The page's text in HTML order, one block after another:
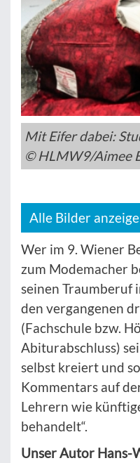
Mit Eifer dabei:
© HLMW9/Aimee
Alle Bilder
Wer im 9. Wiener
zum Modemacher
seinen Traumberuf
den vergangenen
(Fachschule bzw.
Abiturabschluss)
selbst kreiert und
Kommentars auf
Lehrern wie
behandelt“.
Unser Autor Hans-